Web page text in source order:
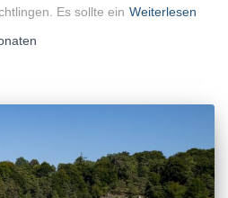
Es sollte ein Weiterlesen